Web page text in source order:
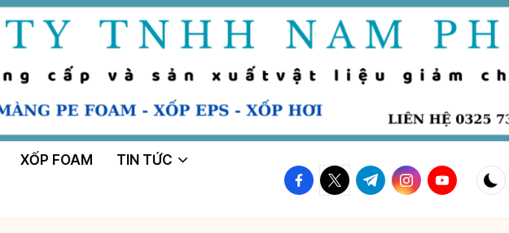
XỐP FOAM TIN TỨC
facebook.com
twitter.com
t.me instagram.com
youtube.com